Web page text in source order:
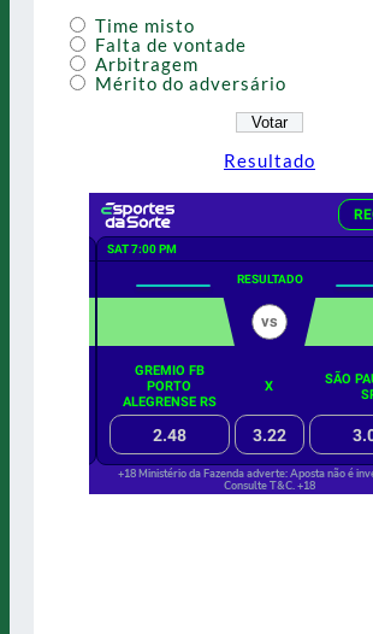
Time misto
Falta de vontade
Arbitragem
Mérito do adversário
Resultado